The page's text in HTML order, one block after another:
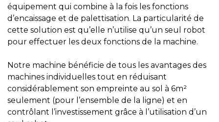
équipement qui combine à la fois les fonctions
d’encaissage et de palettisation. La particularité de
cette solution est qu’elle n’utilise qu’un seul robot
pour effectuer les deux fonctions de la machine.
Notre machine bénéficie de tous les avantages des
machines individuelles tout en réduisant
considérablement son empreinte au sol à 6m²
seulement (pour l’ensemble de la ligne) et en
contrôlant l’investissement grâce à l’utilisation d’un